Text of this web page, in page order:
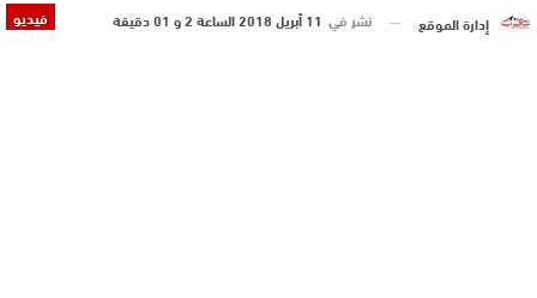
فيديو إدارة الموقع نشر في 11 أبريل 2018 الساعة 2 و 01 دقيقة